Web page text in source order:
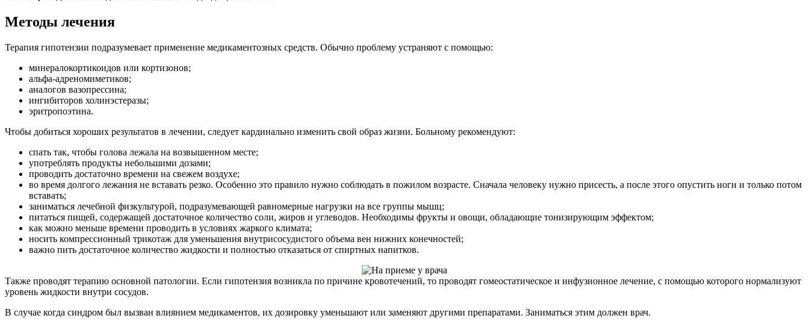
Методы лечения
Терапия гипотензии подразумевает применение медикаментозных средств. Обычно проблему устраняют с помощью:
минералокортикоидов или кортизонов;
альфа-адреномиметиков;
аналогов вазопрессина;
ингибиторов холинэстеразы;
эритропоэтина.
Чтобы добиться хороших результатов в лечении, следует кардинально изменить свой образ жизни. Больному рекомендуют:
спать так, чтобы голова лежала на возвышенном месте;
употреблять продукты небольшими дозами;
проводить достаточно времени на свежем воздухе;
во время долгого лежания не вставать резко. Особенно это правило нужно соблюдать в пожилом возрасте. Сначала человеку нужно присесть, а после этого опустить ноги и только потом
вставать;
заниматься лечебной физкультурой, подразумевающей равномерные нагрузки на все группы мышц;
питаться пищей, содержащей достаточное количество соли, жиров и углеводов. Необходимы фрукты и овощи, обладающие тонизирующим эффектом;
как можно меньше времени проводить в условиях жаркого климата;
носить компрессионный трикотаж для уменьшения внутрисосудистого объема вен нижних конечностей;
важно пить достаточное количество жидкости и полностью отказаться от спиртных напитков.
Также проводят терапию основной патологии. Если гипотензия возникла по причине кровотечений, то проводят гомеостатическое и инфузионное лечение, с помощью которого нормализуют
уровень жидкости внутри сосудов.
В случае когда синдром был вызван влиянием медикаментов, их дозировку уменьшают или заменяют другими препаратами. Заниматься этим должен врач.